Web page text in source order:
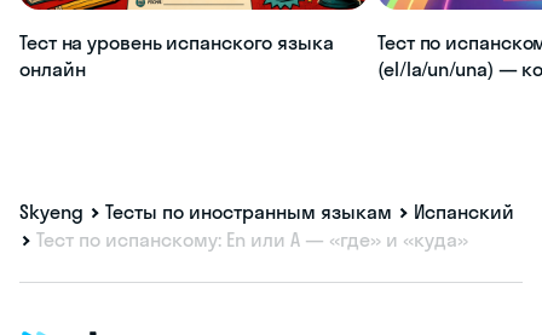
Тест на уровень испанского языка
онлайн
Тест по
(el/la/un/una) —
Skyeng Тесты по иностранным языкам
Испанский
Тест по испанскому: En или A — «где» и «куда»